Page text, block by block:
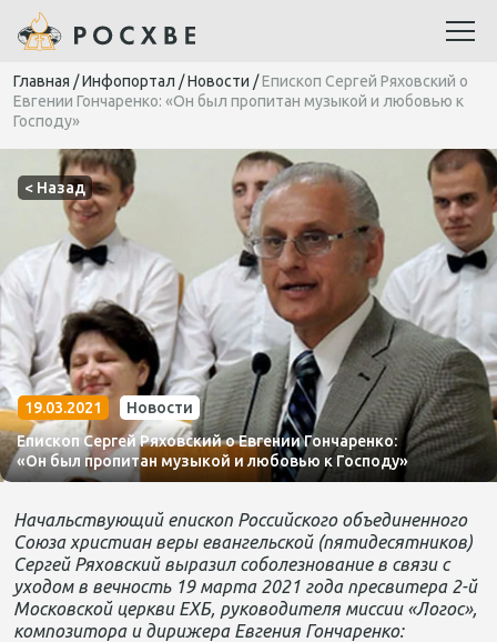
Главная /Инфопортал /Новости /Епископ Сергей Ряховский о
Евгении Гончаренко: «Он был пропитан музыкой и любовью к
Господу»
< Назад
19.03.2021
Новости
Епископ Сергей Ряховский о Евгении Гончаренко:
«Он был пропитан музыкой и любовью к Господу»
Начальствующий епископ Российского объединенного
Союза христиан веры евангельской (пятидесятников)
Сергей Ряховский выразил соболезнование в связи с
уходом в вечность 19 марта 2021 года пресвитера 2-й
Московской церкви ЕХБ, руководителя миссии «Логос»,
композитора и дирижера Евгения Гончаренко: